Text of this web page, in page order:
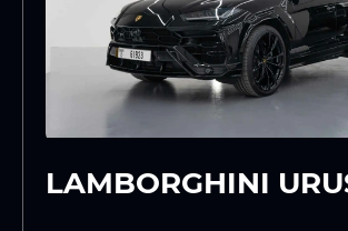
LAMBORGHINI